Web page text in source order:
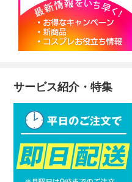
サービス紹介・特集